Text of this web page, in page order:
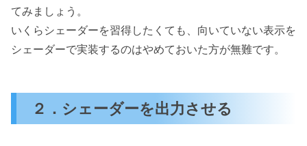
てみましょう。
いくらシェーダーを習得したくても、向いていない表示を
シェーダーで実装するのはやめておいた方が無難です。
２．シェーダーを出力させる